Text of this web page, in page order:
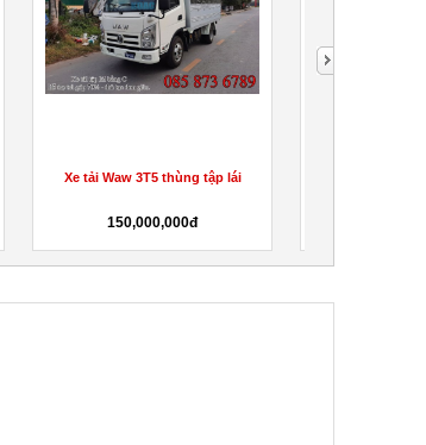
Xe tải Waw 3T5 thùng tập lái
150,000,000đ